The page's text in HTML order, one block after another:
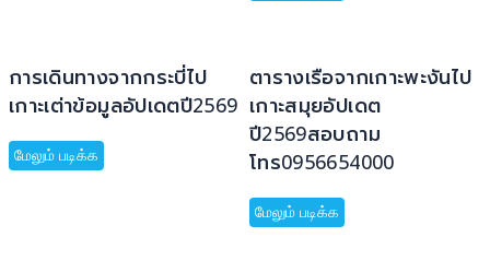
การเดินทางจากกระบี่ไป
เกาะเต่าข้อมูลอัปเดตปี2569
மேலும் படிக்க
ตารางเรือจากเกาะพะงันไป
เกาะสมุยอัปเดต
ปี2569สอบถาม
โทร0956654000
மேலும் படிக்க